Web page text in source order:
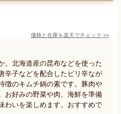
価格と在庫を楽天でチェック >>
。北海道産の昆布などを使った
辛子などを配合したピリ辛なが
徴のキムチ鍋の素です。豚肉や
お好みの野菜や肉、海鮮を準備
わいを楽しめます。おすすめで